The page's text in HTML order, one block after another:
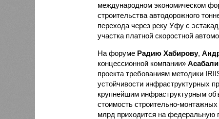
международном экономическом
строительства автодорожного
перехода через реку Уфу с
участка платной скоростной
На форуме Радию Хабирову,
концессионной компании»
проекта требованиям методики
устойчивости инфраструктурных
крупнейшим инфраструктурным
стоимость строительно-
млрд приходится на федеральную